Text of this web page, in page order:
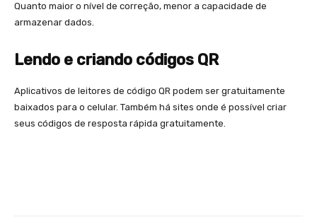
Quanto maior o nível de correção, menor a capacidade de
armazenar dados.
Lendo e criando códigos QR
Aplicativos de leitores de código QR podem ser gratuitamente
baixados para o celular. Também há sites onde é possível criar
seus códigos de resposta rápida gratuitamente.